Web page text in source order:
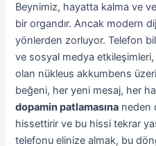
Beynimiz, hayatta kalma ve
bir organdır. Ancak modern
yönlerden zorluyor. Telefon
ve sosyal medya
olan nükleus akkumbens
beğeni, her yeni mesaj, her
dopamin patlamasına neden
hissettirir ve bu hissi tekrar
telefonu elinize almak, bu